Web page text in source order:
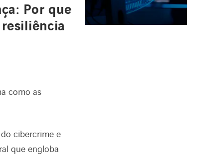
Por que
como as
cibercrime e
que engloba